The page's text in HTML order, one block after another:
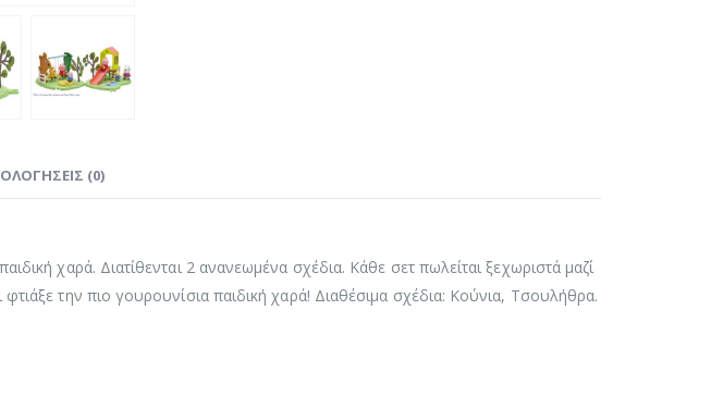
(0)
χαρά. Διατίθενται 2 ανανεωμένα σχέδια. Κάθε σετ πωλείται ξεχωριστά μαζί
την πιο γουρουνίσια παιδική χαρά! Διαθέσιμα σχέδια: Κούνια, Τσουλήθρα.